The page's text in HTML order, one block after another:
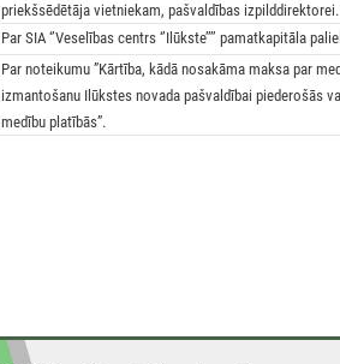
priekšsēdētāja vietniekam, pašvaldības izpilddirektorei.
Par SIA ‘’Veselības centrs ‘’Ilūkste’’’’ pamatkapitāla
Par noteikumu ”Kārtība, kādā nosakāma maksa par
izmantošanu Ilūkstes novada pašvaldībai piederošās
medību platībās”.